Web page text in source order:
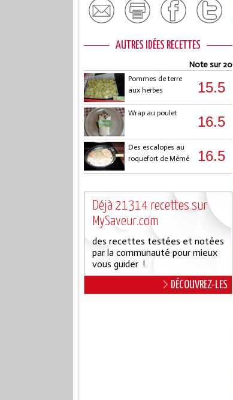
AUTRES IDÉES RECETTES
Note sur 20
Pommes de terre
aux herbes
15.5
Wrap au poulet
16.5
Des escalopes au
roquefort de Mémé
16.5
Déjà 21314 recettes sur
MySaveur.com
des recettes testées et notées
par la communauté pour mieux
vous guider !
DÉCOUVREZ-LES